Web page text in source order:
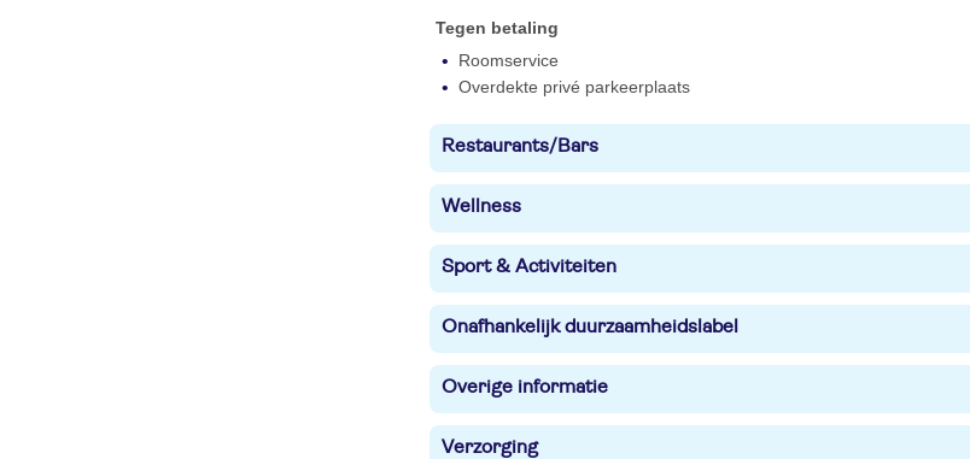
Tegen betaling
Roomservice
Overdekte privé parkeerplaats
Restaurants/Bars
Wellness
Sport & Activiteiten
Onafhankelijk duurzaamheidslabel
Overige informatie
Verzorging